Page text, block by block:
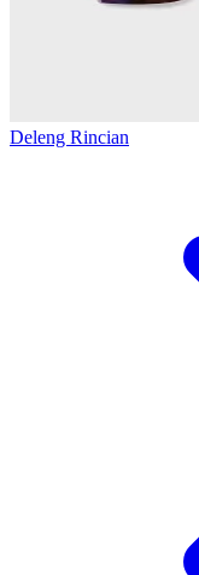
Deleng Rincian